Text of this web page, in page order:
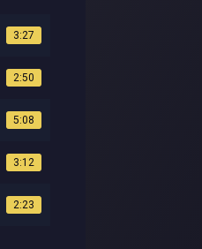
3:27
2:50
5:08
3:12
2:23